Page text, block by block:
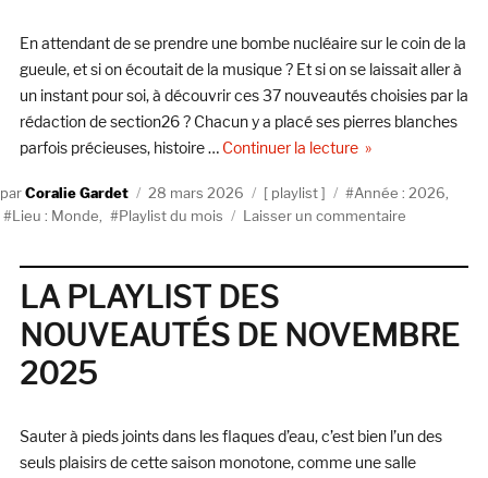
En attendant de se prendre une bombe nucléaire sur le coin de la
gueule, et si on écoutait de la musique ? Et si on se laissait aller à
un instant pour soi, à découvrir ces 37 nouveautés choisies par la
rédaction de section26 ? Chacun y a placé ses pierres blanches
parfois précieuses, histoire … Continuer la lecturede « LA
AuteurCoralie Gardet
Publié
le
28 mars 2026 Catégories
playlist Étiquettes
Année : 2026
Lieu : Monde
Playlist du mois Laisser un commentairesur
DE
MARS
LA PLAYLIST DES
NOUVEAUTÉS DE NOVEMBRE
2025
Sauter à pieds joints dans les flaques d’eau, c’est bien l’un des
seuls plaisirs de cette saison monotone, comme une salle